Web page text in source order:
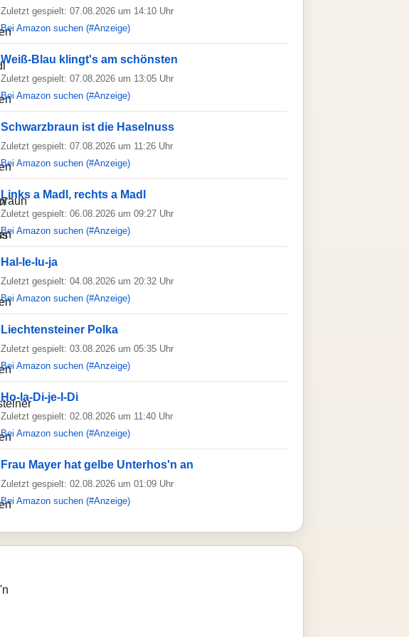
Zuletzt gespielt: 07.08.2026 um 14:10 Uhr
Bei Amazon suchen (#Anzeige)
Weiß-Blau klingt's am schönsten
Zuletzt gespielt: 07.08.2026 um 13:05 Uhr
Bei Amazon suchen (#Anzeige)
Schwarzbraun ist die Haselnuss
Zuletzt gespielt: 07.08.2026 um 11:26 Uhr
Bei Amazon suchen (#Anzeige)
Links a Madl, rechts a Madl
Zuletzt gespielt: 06.08.2026 um 09:27 Uhr
Bei Amazon suchen (#Anzeige)
Hal-le-lu-ja
Zuletzt gespielt: 04.08.2026 um 20:32 Uhr
Bei Amazon suchen (#Anzeige)
Liechtensteiner Polka
Zuletzt gespielt: 03.08.2026 um 05:35 Uhr
Bei Amazon suchen (#Anzeige)
Ho-la-Di-je-I-Di
Zuletzt gespielt: 02.08.2026 um 11:40 Uhr
Bei Amazon suchen (#Anzeige)
Frau Mayer hat gelbe Unterhos'n an
Zuletzt gespielt: 02.08.2026 um 01:09 Uhr
Bei Amazon suchen (#Anzeige)